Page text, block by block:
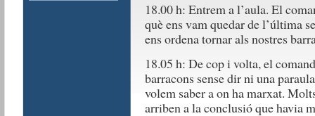
18.00 h: Entrem a l’aula. El
què ens vam quedar de l’última
ens ordena tornar als nostres
18.05 h: De cop i volta, el
barracons sense dir ni una
volem saber a on ha marxat.
arriben a la conclusió que havia